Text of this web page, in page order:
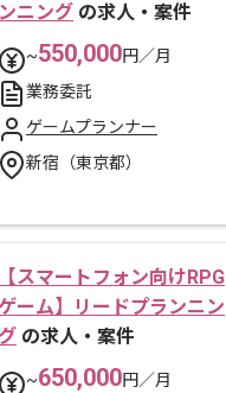
ニング の求人・案件
~550,000円／月
業務委託
ゲームプランナー
新宿（東京都）
スマートフォン向けRPG
ーム】リードプランニン
の求人・案件
~650,000円／月